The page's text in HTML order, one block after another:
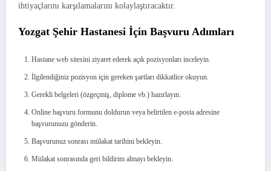
ihtiyaçlarını karşılamalarını kolaylaştıracaktır.
Yozgat Şehir Hastanesi İçin Başvuru Adımları
Hastane web sitesini ziyaret ederek açık pozisyonları inceleyin.
İlgilendiğiniz pozisyon için gereken şartları dikkatlice okuyun.
Gerekli belgeleri (özgeçmiş, diplome vb.) hazırlayın.
Online başvuru formunu doldurun veya belirtilen e-posta adresine
başvurunuzu gönderin.
Başvurunuz sonrası mülakat tarihini bekleyin.
Mülakat sonrasında geri bildirim almayı bekleyin.